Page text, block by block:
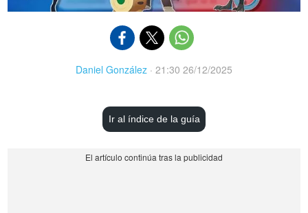
Daniel González · 21:30 26/12/2025
Ir al índice de la guía